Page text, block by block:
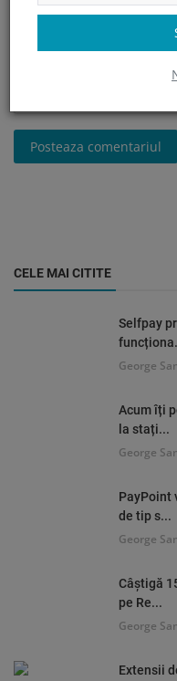
Posteaza comentariul
CELE MAI CITITE
Selfpay
George
Acum îți
la stați...
George
PayPoint
de tip s...
George
Câștigă
pe Re...
George
Extensii